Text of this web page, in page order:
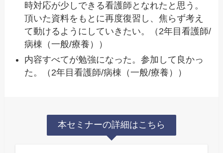
時対応が少しできる看護師となれたと思う。
頂いた資料をもとに再度復習し、焦らず考え
て動けるようにしていきたい。（2年目看護師/
病棟（一般/療養））
内容すべてが勉強になった。参加して良かっ
た。（2年目看護師/病棟（一般/療養））
本セミナーの詳細はこちら